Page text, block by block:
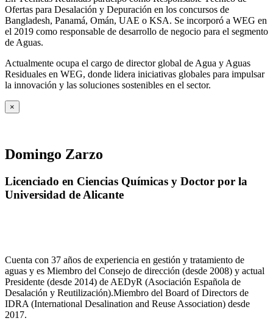
Ofertas para Desalación y Depuración en los concursos de
Bangladesh, Panamá, Omán, UAE o KSA. Se incorporó a WEG en
el 2019 como responsable de desarrollo de negocio para el segmento
de Aguas.
Actualmente ocupa el cargo de director global de Agua y Aguas
Residuales en WEG, donde lidera iniciativas globales para impulsar
la innovación y las soluciones sostenibles en el sector.
×
Domingo Zarzo
Licenciado en Ciencias Químicas y Doctor por la
Universidad de Alicante
Cuenta con 37 años de experiencia en gestión y tratamiento de
aguas y es Miembro del Consejo de dirección (desde 2008) y actual
Presidente (desde 2014) de AEDyR (Asociación Española de
Desalación y Reutilización).Miembro del Board of Directors de
IDRA (International Desalination and Reuse Association) desde
2017.